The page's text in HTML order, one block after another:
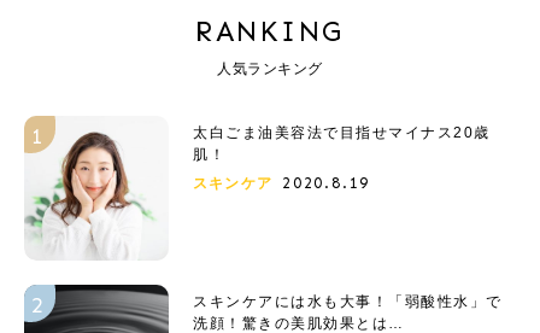
RANKING
人気ランキング
太白ごま油美容法で目指せマイナス20歳
肌！
スキンケア
2020.8.19
スキンケアには水も大事！「弱酸性水」で
洗顔！驚きの美肌効果とは…